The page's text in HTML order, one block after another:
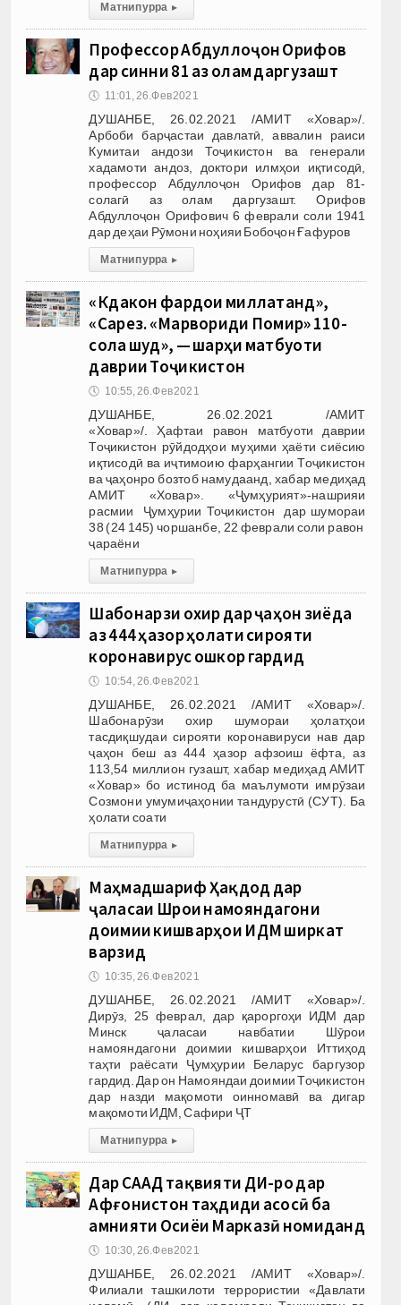
Матни пурра ▸
Профессор Абдуллоҷон Орифов
дар синни 81 аз олам даргузашт
🕔 11:01, 26.Фев 2021
ДУШАНБЕ, 26.02.2021 /АМИТ «Ховар»/.
Арбоби барҷастаи давлатӣ, аввалин раиси
Кумитаи андози Тоҷикистон ва генерали
хадамоти андоз, доктори илмҳои иқтисодӣ,
профессор Абдуллоҷон Орифов дар 81-
солагӣ аз олам даргузашт. Орифов
Абдуллоҷон Орифович 6 феврали соли 1941
дар деҳаи Рӯмони ноҳияи Бобоҷон Ғафуров
Матни пурра ▸
«Кӯдакон фардои миллатанд»,
«Сарез. «Марвориди Помир» 110-
сола шуд», — шарҳи матбуоти
даврии Тоҷикистон
🕔 10:55, 26.Фев 2021
ДУШАНБЕ, 26.02.2021 /АМИТ
«Ховар»/. Ҳафтаи равон матбуоти даврии
Тоҷикистон рӯйдодҳои муҳими ҳаёти сиёсию
иқтисодӣ ва иҷтимоию фарҳангии Тоҷикистон
ва ҷаҳонро бозтоб намудаанд, хабар медиҳад
АМИТ «Ховар». «Ҷумҳурият»-нашрияи
расмии Ҷумҳурии Тоҷикистон дар шумораи
38 (24 145) чоршанбе, 22 феврали соли равон
ҷараёни
Матни пурра ▸
Шабонарӯзи охир дар ҷаҳон зиёда
аз 444 ҳазор ҳолати сирояти
коронавирус ошкор гардид
🕔 10:54, 26.Фев 2021
ДУШАНБЕ, 26.02.2021 /АМИТ «Ховар»/.
Шабонарӯзи охир шумораи ҳолатҳои
тасдиқшудаи сирояти коронавируси нав дар
ҷаҳон беш аз 444 ҳазор афзоиш ёфта, аз
113,54 миллион гузашт, хабар медиҳад АМИТ
«Ховар» бо истинод ба маълумоти имрӯзаи
Созмони умумиҷаҳонии тандурустӣ (СУТ). Ба
ҳолати соати
Матни пурра ▸
Маҳмадшариф Ҳақдод дар
ҷаласаи Шӯрои намояндагони
доимии кишварҳои ИДМ ширкат
варзид
🕔 10:35, 26.Фев 2021
ДУШАНБЕ, 26.02.2021 /АМИТ «Ховар»/.
Дирӯз, 25 феврал, дар қароргоҳи ИДМ дар
Минск ҷаласаи навбатии Шӯрои
намояндагони доимии кишварҳои Иттиҳод
таҳти раёсати Ҷумҳурии Беларус баргузор
гардид. Дар он Намояндаи доимии Тоҷикистон
дар назди мақомоти оинномавӣ ва дигар
мақомоти ИДМ, Сафири ҶТ
Матни пурра ▸
Дар СААД тақвияти ДИ-ро дар
Афғонистон таҳдиди асосӣ ба
амнияти Осиёи Марказӣ номиданд
🕔 10:30, 26.Фев 2021
ДУШАНБЕ, 26.02.2021 /АМИТ «Ховар»/.
Филиали ташкилоти террористии «Давлати